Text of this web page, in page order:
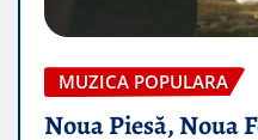
MUZICA POPULARA
Noua Piesă, Noua